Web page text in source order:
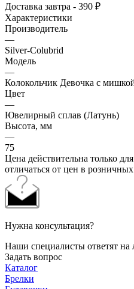
Доставка завтра - 390 ₽
Характеристики
Производитель
—
Silver-Colubrid
Модель
—
Колокольчик Девочка с
Цвет
—
Ювелирный сплав (Латунь)
Высота, мм
—
75
Цена действительна только
отличаться от цен в
Нужна консультация?
Наши специалисты ответят
Задать вопрос
Каталог
Брелки